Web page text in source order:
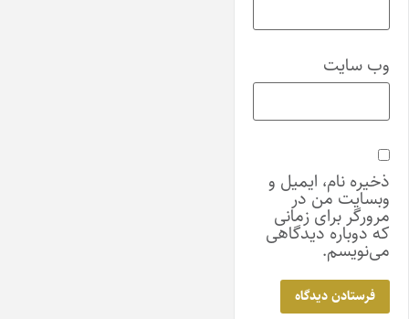
وب‌ سایت
ذخیره نام، ایمیل و
وبسایت من در
مرورگر برای زمانی
که دوباره دیدگاهی
می‌نویسم.